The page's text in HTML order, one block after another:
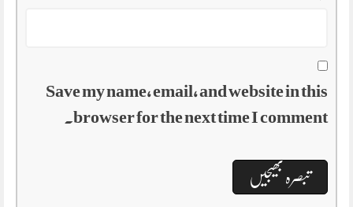
Save my name, email, and website in this
browser for the next time I comment.